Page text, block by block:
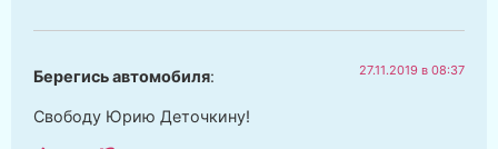
Берегись автомобиля: 27.11.2019 в 08:37
Свободу Юрию Деточкину!